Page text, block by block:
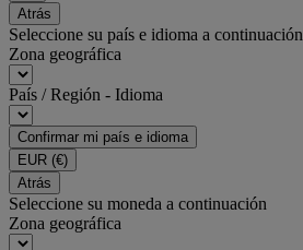
Atrás
Seleccione su país e idioma a continuación
Zona geográfica
País / Región - Idioma
Confirmar mi país e idioma
EUR (€)
Atrás
Seleccione su moneda a continuación
Zona geográfica